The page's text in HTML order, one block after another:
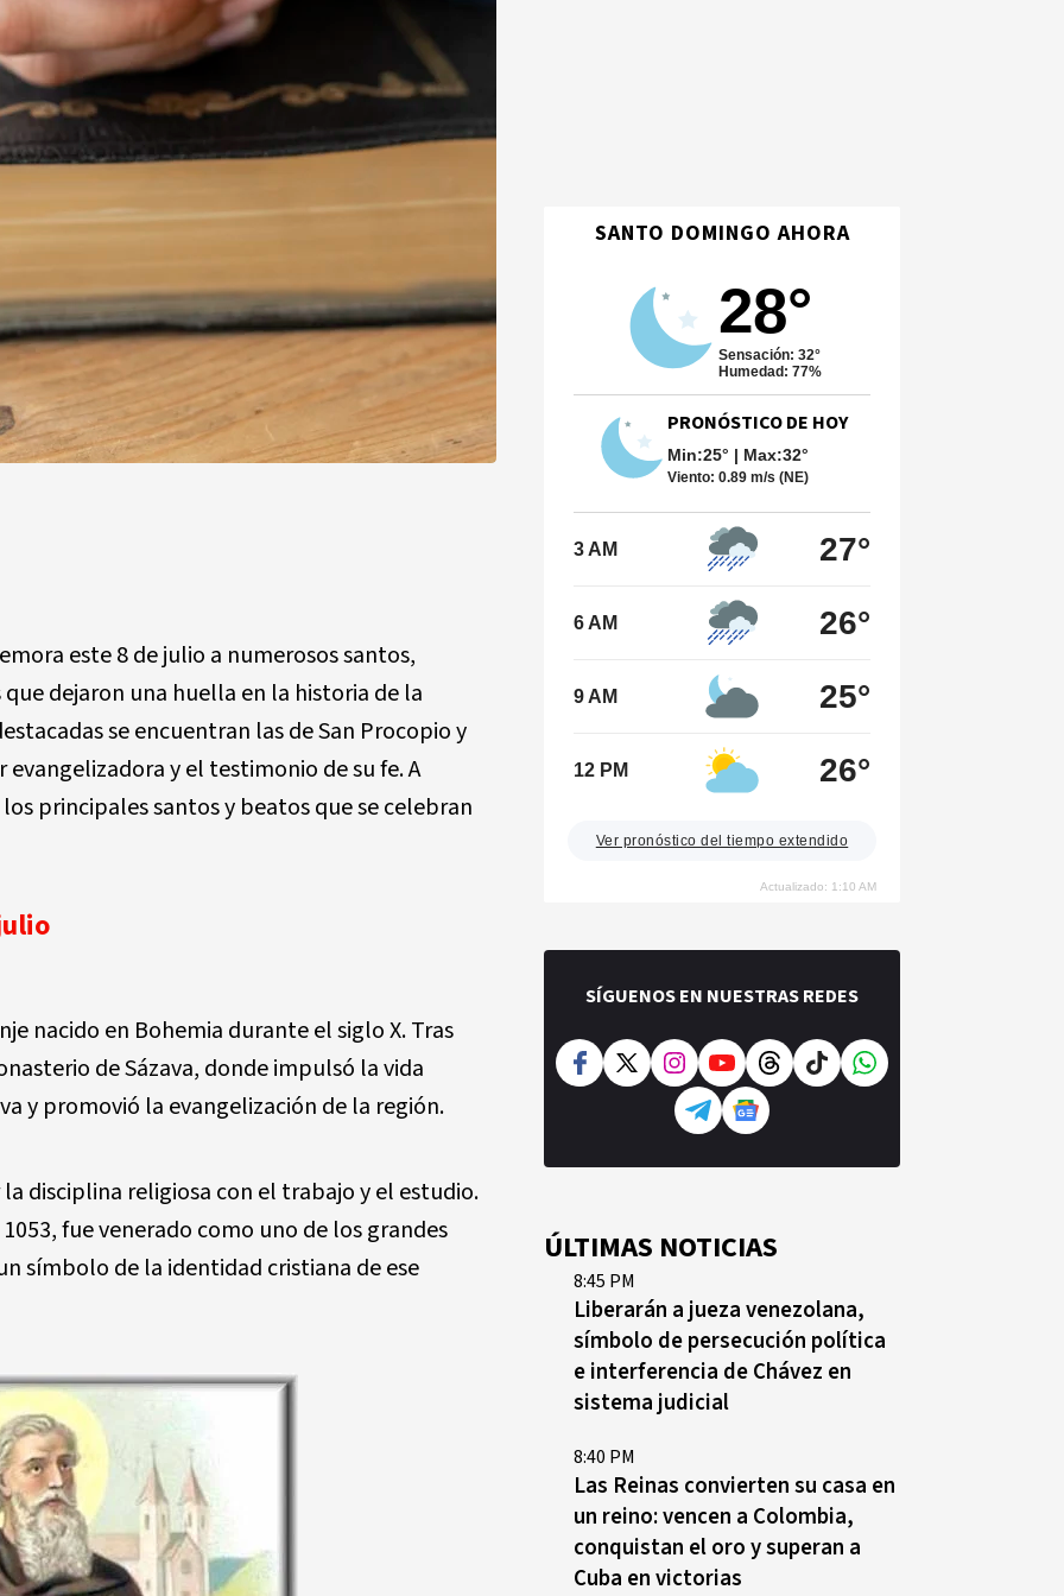
este 8 de julio a numerosos santos,
dejaron una huella en la historia de la
se encuentran las de San Procopio y
y el testimonio de su fe. A
principales santos y beatos que se celebran
nacido en Bohemia durante el siglo X. Tras
de Sázava, donde impulsó la vida
y promovió la evangelización de la región.
disciplina religiosa con el trabajo y el estudio.
fue venerado como uno de los grandes
símbolo de la identidad cristiana de ese
SANTO DOMINGO AHORA
28°
Sensación: 32°
Humedad: 77%
PRONÓSTICO DE HOY
Min:25° | Max:32°
Viento: 0.89 m/s (NE)
3 AM 27°
6 AM 26°
9 AM 25°
12 PM 26°
Ver pronóstico del tiempo extendido
Actualizado: 1:10 AM
SÍGUENOS EN NUESTRAS REDES
ÚLTIMAS NOTICIAS
8:45 PM
Liberarán a jueza venezolana,
símbolo de persecución política
e interferencia de Chávez en
sistema judicial
8:40 PM
Las Reinas convierten su casa en
un reino: vencen a Colombia,
conquistan el oro y superan a
Cuba en victorias